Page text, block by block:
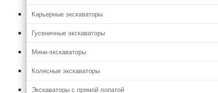
Карьерные экскаваторы
Гусеничные экскаваторы
Мини-экскаваторы
Колесные экскаваторы
Экскаваторы с прямой лопатой